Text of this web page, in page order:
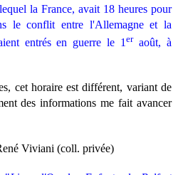
la France, avait 18 heures pour
le conflit entre l'Allemagne et la
entrés en guerre le 1eraoût, à
cet horaire est différent, variant de
des informations me fait avancer
Viviani (coll. privée)